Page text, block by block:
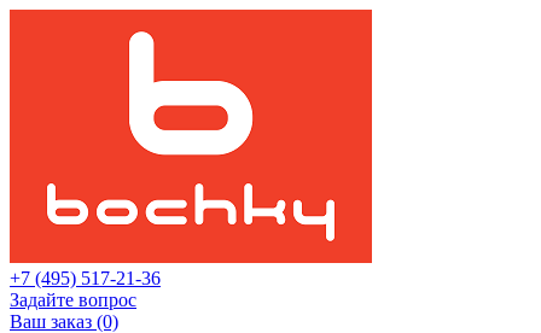
+7 (495) 517-21-36
Задайте вопрос
Ваш заказ (0)